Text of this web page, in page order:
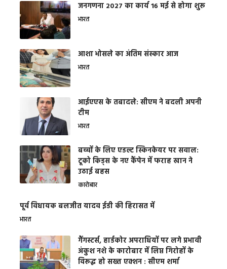
जनगणना 2027 का कार्य 16 मई से होगा शुरू
भारत
आशा भोसले का अंतिम संस्कार आज
भारत
आईएएस के तबादले: सीएम ने बदली अपनी
टीम
भारत
बच्चों के लिए एडल्ट स्किनकेयर पर सवाल:
टूको किड्स के नए कैंपेन में फराह खान ने
उठाई बहस
कारोबार
पूर्व विधायक बलजीत यादव ईडी की हिरासत में
भारत
गैंगस्टर्स, हार्डकोर अपराधियों पर लगे प्रभावी
अंकुश नशे के कारोबार में लिप्त गिरोहों के
विरूद्ध हो सख्त एक्शन : सीएम शर्मा